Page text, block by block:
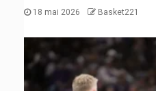
18 mai 2026 Basket221